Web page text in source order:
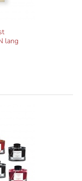
lang